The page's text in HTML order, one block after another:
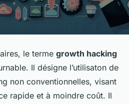
le terme growth hacking
Il désigne l’utilisaton de
non conventionnelles, visant
rapide et à moindre coût. Il